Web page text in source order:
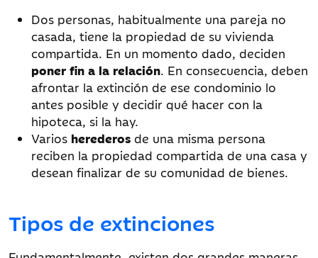
Dos personas, habitualmente una pareja no
casada, tiene la propiedad de su vivienda
compartida. En un momento dado, deciden
poner fin a la relación. En consecuencia, deben
afrontar la extinción de ese condominio lo
antes posible y decidir qué hacer con la
hipoteca, si la hay.
Varios herederos de una misma persona
reciben la propiedad compartida de una casa y
desean finalizar de su comunidad de bienes.
Tipos de extinciones